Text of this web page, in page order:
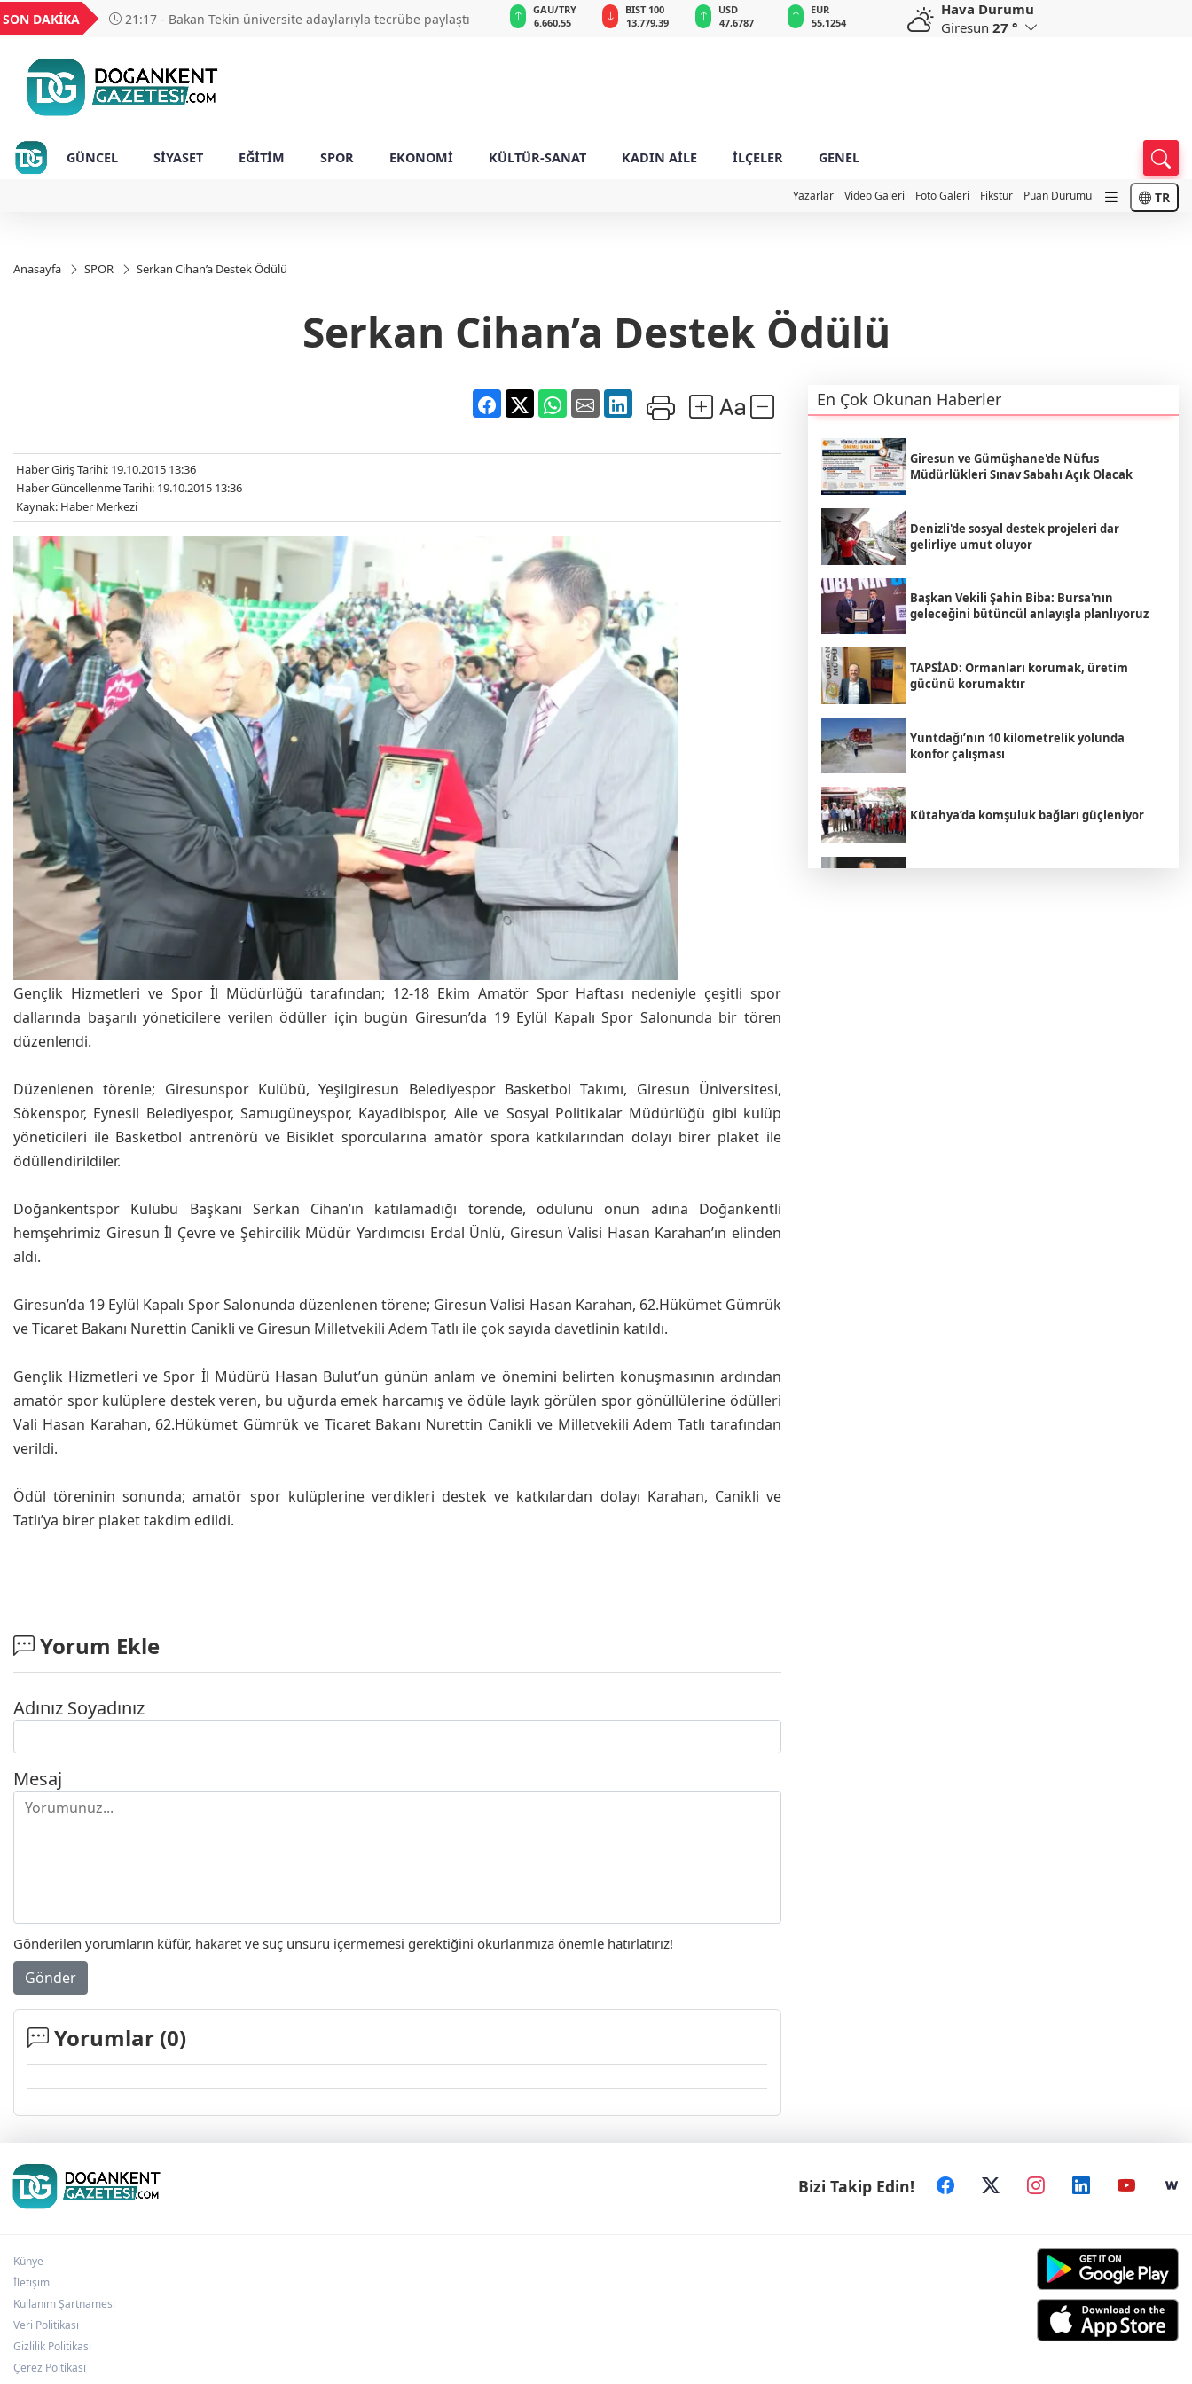
SON DAKİKA 21:17 - Moritanyalı öğrencilerden MEB'e ziyaret
GEL
18,2677
16,3788
27,9743
0,0018
6.660,55
BIST 100
13.779,39
USD
47,6787
EUR
55,1254
GBP
64,3468
CHF
59,0083
CAD
34,1883
Hava Durumu
Giresun 27 °
GÜNCEL SİYASET EĞİTİM SPOR EKONOMİ KÜLTÜR-SANAT KADIN AİLE İLÇELER GENEL
Yazarlar Video Galeri Foto Galeri Fikstür Puan Durumu TR
Anasayfa SPOR Serkan Cihan’a Destek Ödülü
Serkan Cihan’a Destek Ödülü
Haber Giriş Tarihi: 19.10.2015 13:36
Haber Güncellenme Tarihi: 19.10.2015 13:36
Kaynak: Haber Merkezi
Gençlik Hizmetleri ve Spor İl Müdürlüğü tarafından; 12-18 Ekim Amatör Spor Haftası nedeniyle çeşitli spor
dallarında başarılı yöneticilere verilen ödüller için bugün Giresun’da 19 Eylül Kapalı Spor Salonunda bir tören
düzenlendi.
Düzenlenen törenle; Giresunspor Kulübü, Yeşilgiresun Belediyespor Basketbol Takımı, Giresun Üniversitesi,
Sökenspor, Eynesil Belediyespor, Samugüneyspor, Kayadibispor, Aile ve Sosyal Politikalar Müdürlüğü gibi kulüp
yöneticileri ile Basketbol antrenörü ve Bisiklet sporcularına amatör spora katkılarından dolayı birer plaket ile
ödüllendirildiler.
Doğankentspor Kulübü Başkanı Serkan Cihan’ın katılamadığı törende, ödülünü onun adına Doğankentli
hemşehrimiz Giresun İl Çevre ve Şehircilik Müdür Yardımcısı Erdal Ünlü, Giresun Valisi Hasan Karahan’ın elinden
aldı.
Giresun’da 19 Eylül Kapalı Spor Salonunda düzenlenen törene; Giresun Valisi Hasan Karahan, 62.Hükümet Gümrük
ve Ticaret Bakanı Nurettin Canikli ve Giresun Milletvekili Adem Tatlı ile çok sayıda davetlinin katıldı.
Gençlik Hizmetleri ve Spor İl Müdürü Hasan Bulut’un günün anlam ve önemini belirten konuşmasının ardından
amatör spor kulüplere destek veren, bu uğurda emek harcamış ve ödüle layık görülen spor gönüllülerine ödülleri
Vali Hasan Karahan, 62.Hükümet Gümrük ve Ticaret Bakanı Nurettin Canikli ve Milletvekili Adem Tatlı tarafından
verildi.
Ödül töreninin sonunda; amatör spor kulüplerine verdikleri destek ve katkılardan dolayı Karahan, Canikli ve
Tatlı’ya birer plaket takdim edildi.
Yorum Ekle
Adınız Soyadınız
Mesaj
Gönderilen yorumların küfür, hakaret ve suç unsuru içermemesi gerektiğini okurlarımıza önemle hatırlatırız!
Gönder
Yorumlar (0)
En Çok Okunan Haberler
Giresun ve Gümüşhane'de Nüfus
Müdürlükleri Sınav Sabahı Açık Olacak
Denizli'de sosyal destek projeleri dar
gelirliye umut oluyor
Başkan Vekili Şahin Biba: Bursa'nın
geleceğini bütüncül anlayışla planlıyoruz
TAPSİAD: Ormanları korumak, üretim
gücünü korumaktır
Yuntdağı’nın 10 kilometrelik yolunda
konfor çalışması
Kütahya’da komşuluk bağları güçleniyor
Bizi Takip Edin!
Künye
İletişim
Kullanım Şartnamesi
Veri Politikası
Gizlilik Politikası
Çerez Poltikası